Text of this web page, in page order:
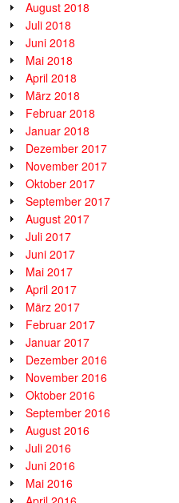
August 2018
Juli 2018
Juni 2018
Mai 2018
April 2018
März 2018
Februar 2018
Januar 2018
Dezember 2017
November 2017
Oktober 2017
September 2017
August 2017
Juli 2017
Juni 2017
Mai 2017
April 2017
März 2017
Februar 2017
Januar 2017
Dezember 2016
November 2016
Oktober 2016
September 2016
August 2016
Juli 2016
Juni 2016
Mai 2016